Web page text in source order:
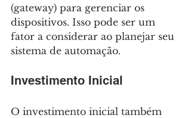
(gateway) para gerenciar os
dispositivos. Isso pode ser um
fator a considerar ao planejar seu
sistema de automação.
Investimento Inicial
O investimento inicial também